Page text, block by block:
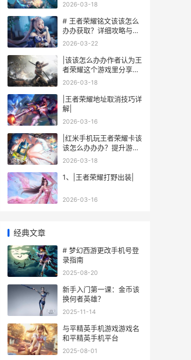
2026-03-18
# 王者荣耀铭文该该怎么
办办获取？详细攻略与技
巧
2026-03-22
|该该怎么办办作者认为王
者荣耀这个游戏里分享链
接：详细玩法与技巧|
2026-03-18
|王者荣耀地址取消技巧详
解|
2026-03-16
|红米手机玩王者荣耀卡该
该怎么办办办？提升游戏
流畅度的技巧与解决方案|
2026-03-18
1、|王者荣耀打野出装|
2026-03-16
经典文章
# 梦幻西游更改手机号登
录指南
2025-08-20
新手入门第一课：金币该
换何者英雄？
2025-11-14
与平精英手机游戏游戏名
和平精英手机平台
2025-08-01